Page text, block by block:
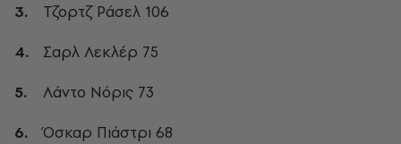
Τζορτζ Ράσελ 106
Σαρλ Λεκλέρ 75
Λάντο Νόρις 73
Όσκαρ Πιάστρι 68